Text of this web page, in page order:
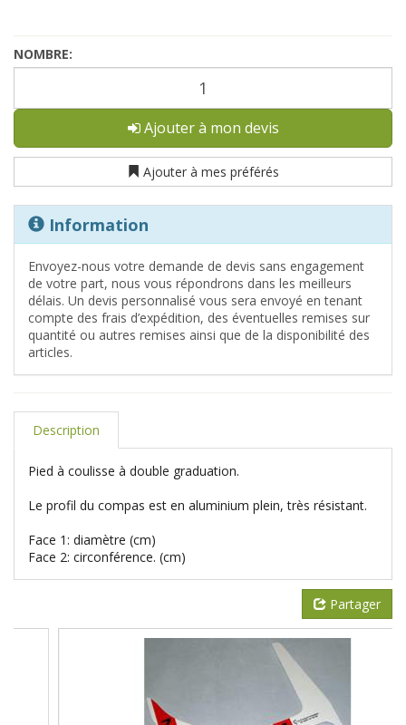
NOMBRE:
Ajouter à mon devis
Ajouter à mes préférés
Information
Envoyez-nous votre demande de devis sans engagement
de votre part, nous vous répondrons dans les meilleurs
délais. Un devis personnalisé vous sera envoyé en tenant
compte des frais d’expédition, des éventuelles remises sur
quantité ou autres remises ainsi que de la disponibilité des
articles.
Description
Pied à coulisse à double graduation.
Le profil du compas est en aluminium plein, très résistant.
Face 1: diamètre (cm)
Face 2: circonférence. (cm)
Partager